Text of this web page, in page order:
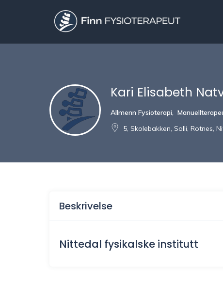
Kari Elisabeth
Allmenn Fysioterapi,
5, Skolebakken, Solli, Rotnes,
Beskrivelse
Nittedal fysikalske institutt